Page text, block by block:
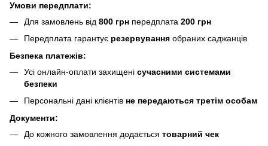
Умови передплати:
Для замовлень від 800 грн передплата 200 грн
Передплата гарантує резервування обраних саджанців
Безпека платежів:
Усі онлайн-оплати захищені сучасними системами
безпеки
Персональні дані клієнтів не передаються третім особам
Документи:
До кожного замовлення додається товарний чек